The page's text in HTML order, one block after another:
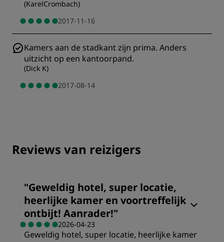
(KarelCrombach)
2017-11-16
Kamers aan de stadkant zijn prima. Anders
uitzicht op een kantoorpand.
(Dick K)
2017-08-14
Reviews van reizigers
"Geweldig hotel, super locatie,
heerlijke kamer en voortreffelijk
ontbijt! Aanrader!"
2026-04-23
Geweldig hotel, super locatie, heerlijke kamer